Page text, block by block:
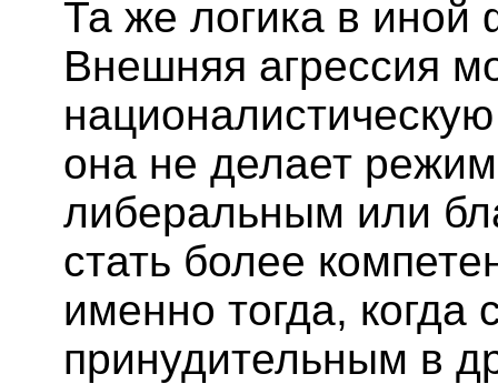
Та же логика в
Внешняя агрессия
она не делает
либеральным или
стать более
именно тогда, когда
принудительным в